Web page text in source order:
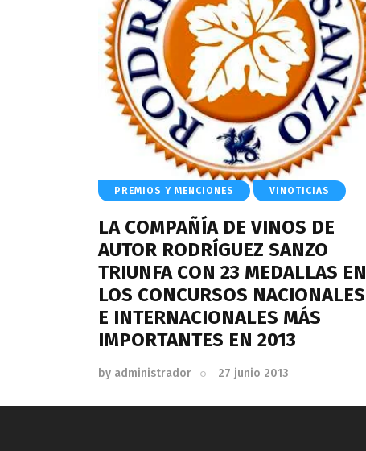
PREMIOS Y MENCIONES VINOTICIAS
LA COMPAÑÍA DE VINOS DE
AUTOR RODRÍGUEZ SANZO
TRIUNFA CON 23 MEDALLAS EN
LOS CONCURSOS NACIONALES
E INTERNACIONALES MÁS
IMPORTANTES EN 2013
by administrador 27 junio 2013